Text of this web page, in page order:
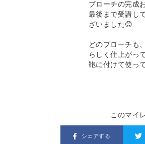
ブローチの完成
最後まで受講し
ざいました😊
どのブローチも
らしく仕上がっ
鞄に付けて使っ
このマイ
シェアする